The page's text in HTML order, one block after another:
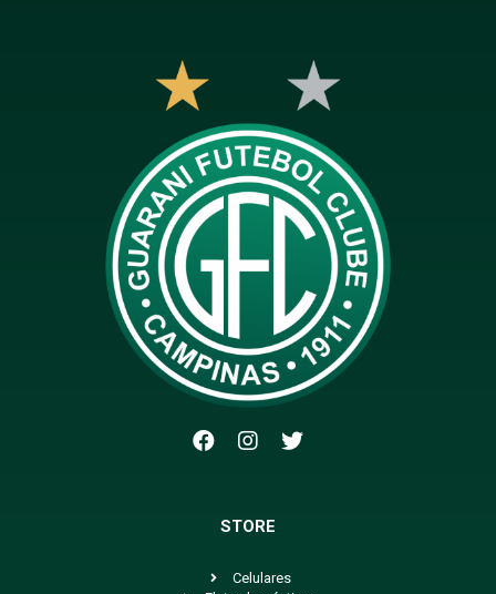
STORE
Celulares